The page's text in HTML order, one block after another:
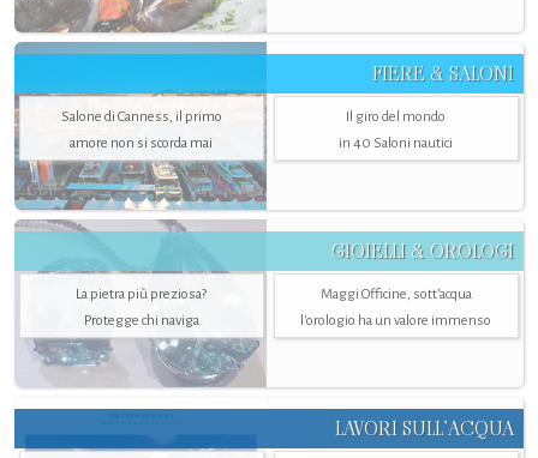
FIERE & SALONI
Salone di Canness, il primo
amore non si scorda mai
Il giro del mondo
in 40 Saloni nautici
GIOIELLI & OROLOGI
La pietra più preziosa?
Protegge chi naviga
Maggi Officine, sott’acqua
l'orologio ha un valore immenso
LAVORI SULL’ACQUA